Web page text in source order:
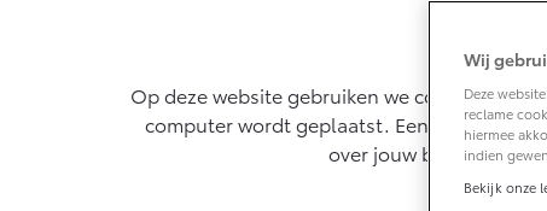
Connected
Connected
MyToyota login
Op deze website gebruiken we cookies.
computer wordt geplaatst. Een cookie
over jouw bezoek. De
Wij
Deze
reclame
hiermee
indien
Bekijk onze